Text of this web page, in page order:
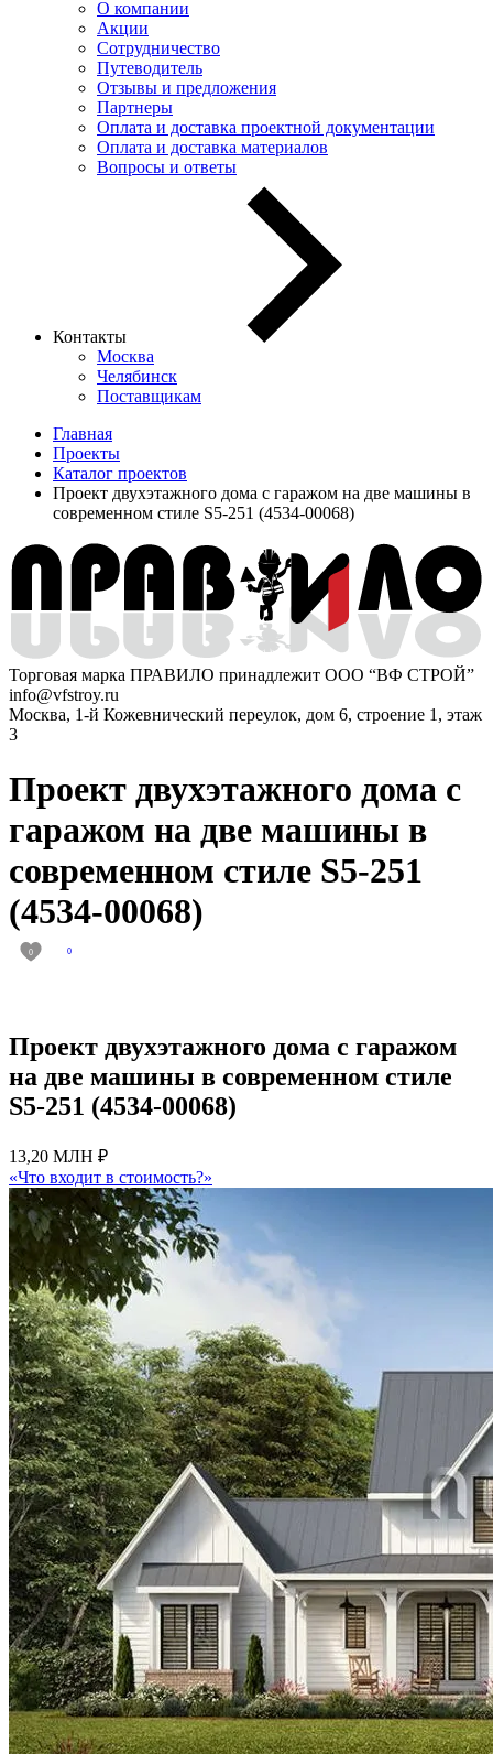
О компании
Акции
Сотрудничество
Путеводитель
Отзывы и предложения
Партнеры
Оплата и доставка проектной документации
Оплата и доставка материалов
Вопросы и ответы
Контакты
Москва
Челябинск
Поставщикам
Главная
Проекты
Каталог проектов
Проект двухэтажного дома с гаражом на две машины в
современном стиле S5-251 (4534-00068)
Торговая марка ПРАВИЛО принадлежит ООО “ВФ СТРОЙ”
info@vfstroy.ru
Москва, 1-й Кожевнический переулок, дом 6, строение 1, этаж
3
Проект двухэтажного дома с
гаражом на две машины в
современном стиле S5-251
(4534-00068)
0 0
Проект двухэтажного дома с гаражом
на две машины в современном стиле
S5-251 (4534-00068)
13,20 МЛН ₽
«Что входит в стоимость?»